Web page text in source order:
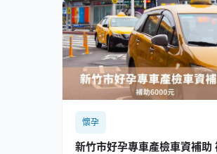
懷孕
新竹市好孕專車產檢車資補助